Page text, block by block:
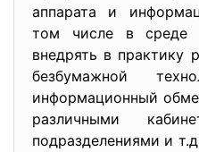
аппарата и
том числе в среде
внедрять в практику
безбумажной
информационный
различными
подразделениями и